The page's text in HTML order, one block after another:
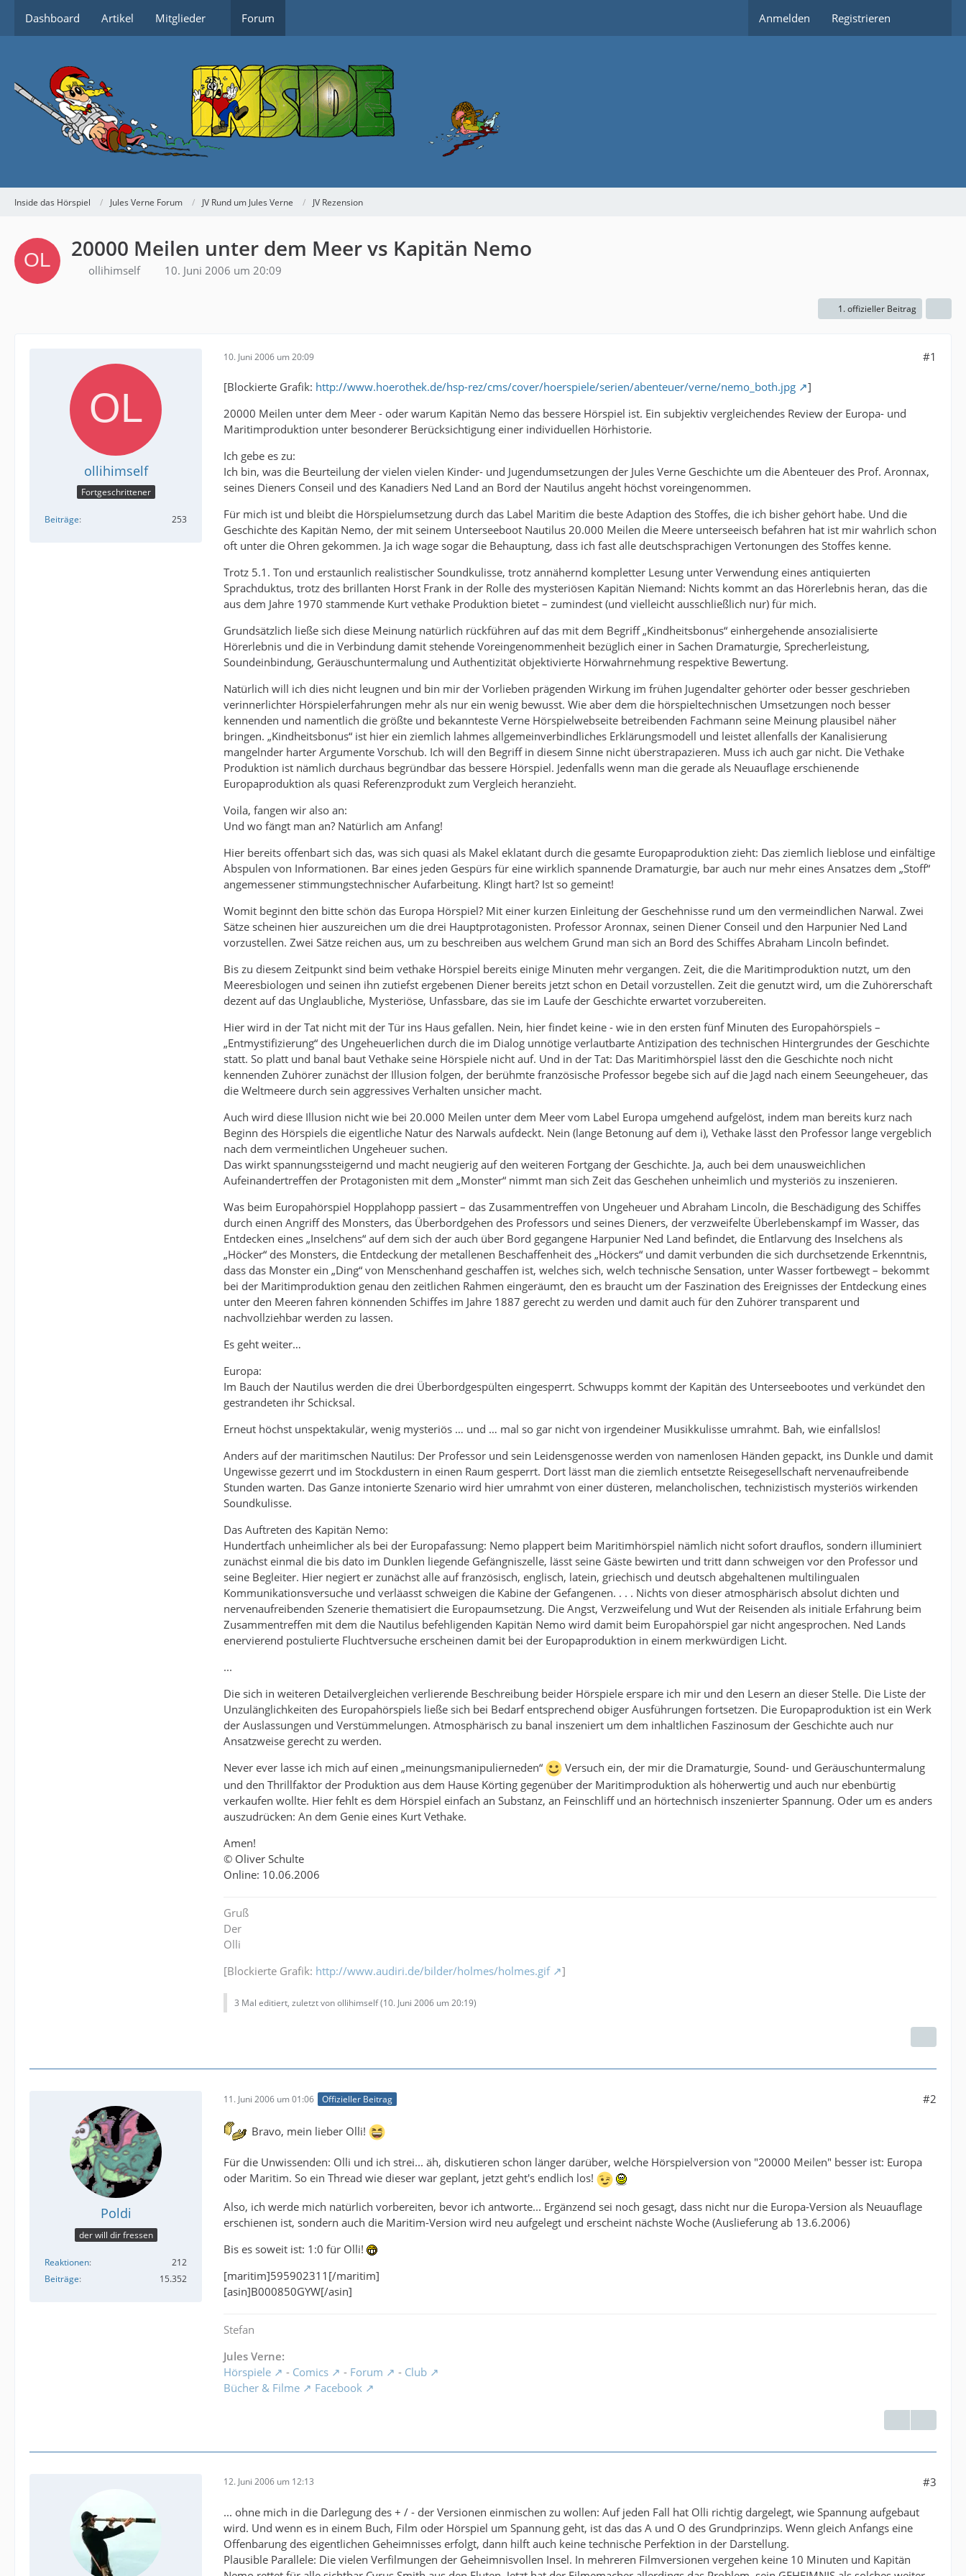
Dashboard Artikel Mitglieder Forum Anmelden Registrieren
Inside das Hörspiel Jules Verne Forum JV Rund um Jules Verne JV Rezension
20000 Meilen unter dem Meer vs Kapitän Nemo
ollihimself 10. Juni 2006 um 20:09
1. offizieller Beitrag
ollihimself
Fortgeschrittener
Beiträge 253
10. Juni 2006 um 20:09 #1
[Blockierte Grafik: http://www.hoerothek.de/hsp-rez/cms/cover/hoerspiele/serien/abenteuer/verne/nemo_both.jpg
]
20000 Meilen unter dem Meer - oder warum Kapitän Nemo das bessere Hörspiel ist. Ein subjektiv vergleichendes Review der Europa- und
Maritimproduktion unter besonderer Berücksichtigung einer individuellen Hörhistorie.
Ich gebe es zu:
Ich bin, was die Beurteilung der vielen vielen Kinder- und Jugendumsetzungen der Jules Verne Geschichte um die Abenteuer des Prof. Aronnax,
seines Dieners Conseil und des Kanadiers Ned Land an Bord der Nautilus angeht höchst voreingenommen.
Für mich ist und bleibt die Hörspielumsetzung durch das Label Maritim die beste Adaption des Stoffes, die ich bisher gehört habe. Und die
Geschichte des Kapitän Nemo, der mit seinem Unterseeboot Nautilus 20.000 Meilen die Meere unterseeisch befahren hat ist mir wahrlich schon
oft unter die Ohren gekommen. Ja ich wage sogar die Behauptung, dass ich fast alle deutschsprachigen Vertonungen des Stoffes kenne.
Trotz 5.1. Ton und erstaunlich realistischer Soundkulisse, trotz annähernd kompletter Lesung unter Verwendung eines antiquierten
Sprachduktus, trotz des brillanten Horst Frank in der Rolle des mysteriösen Kapitän Niemand: Nichts kommt an das Hörerlebnis heran, das die
aus dem Jahre 1970 stammende Kurt vethake Produktion bietet – zumindest (und vielleicht ausschließlich nur) für mich.
Grundsätzlich ließe sich diese Meinung natürlich rückführen auf das mit dem Begriff „Kindheitsbonus“ einhergehende ansozialisierte
Hörerlebnis und die in Verbindung damit stehende Voreingenommenheit bezüglich einer in Sachen Dramaturgie, Sprecherleistung,
Soundeinbindung, Geräuschuntermalung und Authentizität objektivierte Hörwahrnehmung respektive Bewertung.
Natürlich will ich dies nicht leugnen und bin mir der Vorlieben prägenden Wirkung im frühen Jugendalter gehörter oder besser geschrieben
verinnerlichter Hörspielerfahrungen mehr als nur ein wenig bewusst. Wie aber dem die hörspieltechnischen Umsetzungen noch besser
kennenden und namentlich die größte und bekannteste Verne Hörspielwebseite betreibenden Fachmann seine Meinung plausibel näher
bringen. „Kindheitsbonus“ ist hier ein ziemlich lahmes allgemeinverbindliches Erklärungsmodell und leistet allenfalls der Kanalisierung
mangelnder harter Argumente Vorschub. Ich will den Begriff in diesem Sinne nicht überstrapazieren. Muss ich auch gar nicht. Die Vethake
Produktion ist nämlich durchaus begründbar das bessere Hörspiel. Jedenfalls wenn man die gerade als Neuauflage erschienende
Europaproduktion als quasi Referenzprodukt zum Vergleich heranzieht.
Voila, fangen wir also an:
Und wo fängt man an? Natürlich am Anfang!
Hier bereits offenbart sich das, was sich quasi als Makel eklatant durch die gesamte Europaproduktion zieht: Das ziemlich lieblose und einfältige
Abspulen von Informationen. Bar eines jeden Gespürs für eine wirklich spannende Dramaturgie, bar auch nur mehr eines Ansatzes dem „Stoff“
angemessener stimmungstechnischer Aufarbeitung. Klingt hart? Ist so gemeint!
Womit beginnt den bitte schön das Europa Hörspiel? Mit einer kurzen Einleitung der Geschehnisse rund um den vermeindlichen Narwal. Zwei
Sätze scheinen hier auszureichen um die drei Hauptprotagonisten. Professor Aronnax, seinen Diener Conseil und den Harpunier Ned Land
vorzustellen. Zwei Sätze reichen aus, um zu beschreiben aus welchem Grund man sich an Bord des Schiffes Abraham Lincoln befindet.
Bis zu diesem Zeitpunkt sind beim vethake Hörspiel bereits einige Minuten mehr vergangen. Zeit, die die Maritimproduktion nutzt, um den
Meeresbiologen und seinen ihn zutiefst ergebenen Diener bereits jetzt schon en Detail vorzustellen. Zeit die genutzt wird, um die Zuhörerschaft
dezent auf das Unglaubliche, Mysteriöse, Unfassbare, das sie im Laufe der Geschichte erwartet vorzubereiten.
Hier wird in der Tat nicht mit der Tür ins Haus gefallen. Nein, hier findet keine - wie in den ersten fünf Minuten des Europahörspiels –
„Entmystifizierung“ des Ungeheuerlichen durch die im Dialog unnötige verlautbarte Antizipation des technischen Hintergrundes der Geschichte
statt. So platt und banal baut Vethake seine Hörspiele nicht auf. Und in der Tat: Das Maritimhörspiel lässt den die Geschichte noch nicht
kennenden Zuhörer zunächst der Illusion folgen, der berühmte französische Professor begebe sich auf die Jagd nach einem Seeungeheuer, das
die Weltmeere durch sein aggressives Verhalten unsicher macht.
Auch wird diese Illusion nicht wie bei 20.000 Meilen unter dem Meer vom Label Europa umgehend aufgelöst, indem man bereits kurz nach
Beginn des Hörspiels die eigentliche Natur des Narwals aufdeckt. Nein (lange Betonung auf dem i), Vethake lässt den Professor lange vergeblich
nach dem vermeintlichen Ungeheuer suchen.
Das wirkt spannungssteigernd und macht neugierig auf den weiteren Fortgang der Geschichte. Ja, auch bei dem unausweichlichen
Aufeinandertreffen der Protagonisten mit dem „Monster“ nimmt man sich Zeit das Geschehen unheimlich und mysteriös zu inszenieren.
Was beim Europahörspiel Hopplahopp passiert – das Zusammentreffen von Ungeheuer und Abraham Lincoln, die Beschädigung des Schiffes
durch einen Angriff des Monsters, das Überbordgehen des Professors und seines Dieners, der verzweifelte Überlebenskampf im Wasser, das
Entdecken eines „Inselchens“ auf dem sich der auch über Bord gegangene Harpunier Ned Land befindet, die Entlarvung des Inselchens als
„Höcker“ des Monsters, die Entdeckung der metallenen Beschaffenheit des „Höckers“ und damit verbunden die sich durchsetzende Erkenntnis,
dass das Monster ein „Ding“ von Menschenhand geschaffen ist, welches sich, welch technische Sensation, unter Wasser fortbewegt – bekommt
bei der Maritimproduktion genau den zeitlichen Rahmen eingeräumt, den es braucht um der Faszination des Ereignisses der Entdeckung eines
unter den Meeren fahren könnenden Schiffes im Jahre 1887 gerecht zu werden und damit auch für den Zuhörer transparent und
nachvollziehbar werden zu lassen.
Es geht weiter…
Europa:
Im Bauch der Nautilus werden die drei Überbordgespülten eingesperrt. Schwupps kommt der Kapitän des Unterseebootes und verkündet den
gestrandeten ihr Schicksal.
Erneut höchst unspektakulär, wenig mysteriös … und … mal so gar nicht von irgendeiner Musikkulisse umrahmt. Bah, wie einfallslos!
Anders auf der maritimschen Nautilus: Der Professor und sein Leidensgenosse werden von namenlosen Händen gepackt, ins Dunkle und damit
Ungewisse gezerrt und im Stockdustern in einen Raum gesperrt. Dort lässt man die ziemlich entsetzte Reisegesellschaft nervenaufreibende
Stunden warten. Das Ganze intonierte Szenario wird hier umrahmt von einer düsteren, melancholischen, technizistisch mysteriös wirkenden
Soundkulisse.
Das Auftreten des Kapitän Nemo:
Hundertfach unheimlicher als bei der Europafassung: Nemo plappert beim Maritimhörspiel nämlich nicht sofort drauflos, sondern illuminiert
zunächst einmal die bis dato im Dunklen liegende Gefängniszelle, lässt seine Gäste bewirten und tritt dann schweigen vor den Professor und
seine Begleiter. Hier negiert er zunächst alle auf französisch, englisch, latein, griechisch und deutsch abgehaltenen multilingualen
Kommunikationsversuche und verläasst schweigen die Kabine der Gefangenen. . . . Nichts von dieser atmosphärisch absolut dichten und
nervenaufreibenden Szenerie thematisiert die Europaumsetzung. Die Angst, Verzweifelung und Wut der Reisenden als initiale Erfahrung beim
Zusammentreffen mit dem die Nautilus befehligenden Kapitän Nemo wird damit beim Europahörspiel gar nicht angesprochen. Ned Lands
enervierend postulierte Fluchtversuche erscheinen damit bei der Europaproduktion in einem merkwürdigen Licht.
...
Die sich in weiteren Detailvergleichen verlierende Beschreibung beider Hörspiele erspare ich mir und den Lesern an dieser Stelle. Die Liste der
Unzulänglichkeiten des Europahörspiels ließe sich bei Bedarf entsprechend obiger Ausführungen fortsetzen. Die Europaproduktion ist ein Werk
der Auslassungen und Verstümmelungen. Atmosphärisch zu banal inszeniert um dem inhaltlichen Faszinosum der Geschichte auch nur
Ansatzweise gerecht zu werden.
Never ever lasse ich mich auf einen „meinungsmanipulierneden“
Versuch ein, der mir die Dramaturgie, Sound- und Geräuschuntermalung
und den Thrillfaktor der Produktion aus dem Hause Körting gegenüber der Maritimproduktion als höherwertig und auch nur ebenbürtig
verkaufen wollte. Hier fehlt es dem Hörspiel einfach an Substanz, an Feinschliff und an hörtechnisch inszenierter Spannung. Oder um es anders
auszudrücken: An dem Genie eines Kurt Vethake.
Amen!
© Oliver Schulte
Online: 10.06.2006
Gruß
Der
Olli
[Blockierte Grafik: http://www.audiri.de/bilder/holmes/holmes.gif ]
3 Mal editiert, zuletzt von ollihimself (10. Juni 2006 um 20:19)
Poldi
der will dir fressen
Reaktionen
212
Beiträge
15.352
11. Juni 2006 um 01:06 Offizieller Beitrag #2
Bravo, mein lieber Olli!
Für die Unwissenden: Olli und ich strei... äh, diskutieren schon länger darüber, welche Hörspielversion von "20000 Meilen" besser ist: Europa
oder Maritim. So ein Thread wie dieser war geplant, jetzt geht's endlich los!
Also, ich werde mich natürlich vorbereiten, bevor ich antworte... Ergänzend sei noch gesagt, dass nicht nur die Europa-Version als Neuauflage
erschienen ist, sondern auch die Maritim-Version wird neu aufgelegt und erscheint nächste Woche (Auslieferung ab 13.6.2006)
Bis es soweit ist: 1:0 für Olli!
[maritim]595902311[/maritim]
[asin]B000850GYW[/asin]
Stefan
Jules Verne:
Hörspiele
- Comics - Forum - Club
Bücher & Filme
Facebook
12. Juni 2006 um 12:13 #3
... ohne mich in die Darlegung des + / - der Versionen einmischen zu wollen: Auf jeden Fall hat Olli richtig dargelegt, wie Spannung aufgebaut
wird. Und wenn es in einem Buch, Film oder Hörspiel um Spannung geht, ist das das A und O des Grundprinzips. Wenn gleich Anfangs eine
Offenbarung des eigentlichen Geheimnisses erfolgt, dann hilft auch keine technische Perfektion in der Darstellung.
Plausible Parallele: Die vielen Verfilmungen der Geheimnisvollen Insel. In mehreren Filmversionen vergehen keine 10 Minuten und Kapitän